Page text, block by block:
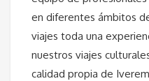
en diferentes ámbitos
viajes toda una
nuestros viajes
calidad propia de